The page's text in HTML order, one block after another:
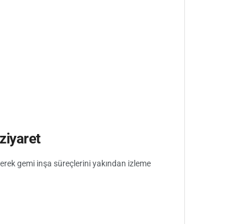
gemi inşa süreçlerini yakından izleme